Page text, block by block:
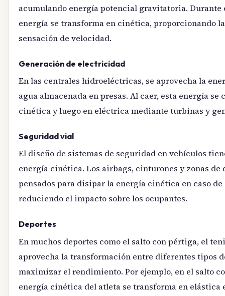
acumulando energía potencial gravitatoria. Durante
energía se transforma en cinética, proporcionando
sensación de velocidad.
Generación de electricidad
En las centrales hidroeléctricas, se aprovecha la
agua almacenada en presas. Al caer, esta energía se
cinética y luego en eléctrica mediante turbinas y
Seguridad vial
El diseño de sistemas de seguridad en vehículos
energía cinética. Los airbags, cinturones y zonas de
pensados para disipar la energía cinética en caso
reduciendo el impacto sobre los ocupantes.
Deportes
En muchos deportes como el salto con pértiga, el
aprovecha la transformación entre diferentes tipos
maximizar el rendimiento. Por ejemplo, en el salto
energía cinética del atleta se transforma en elástica